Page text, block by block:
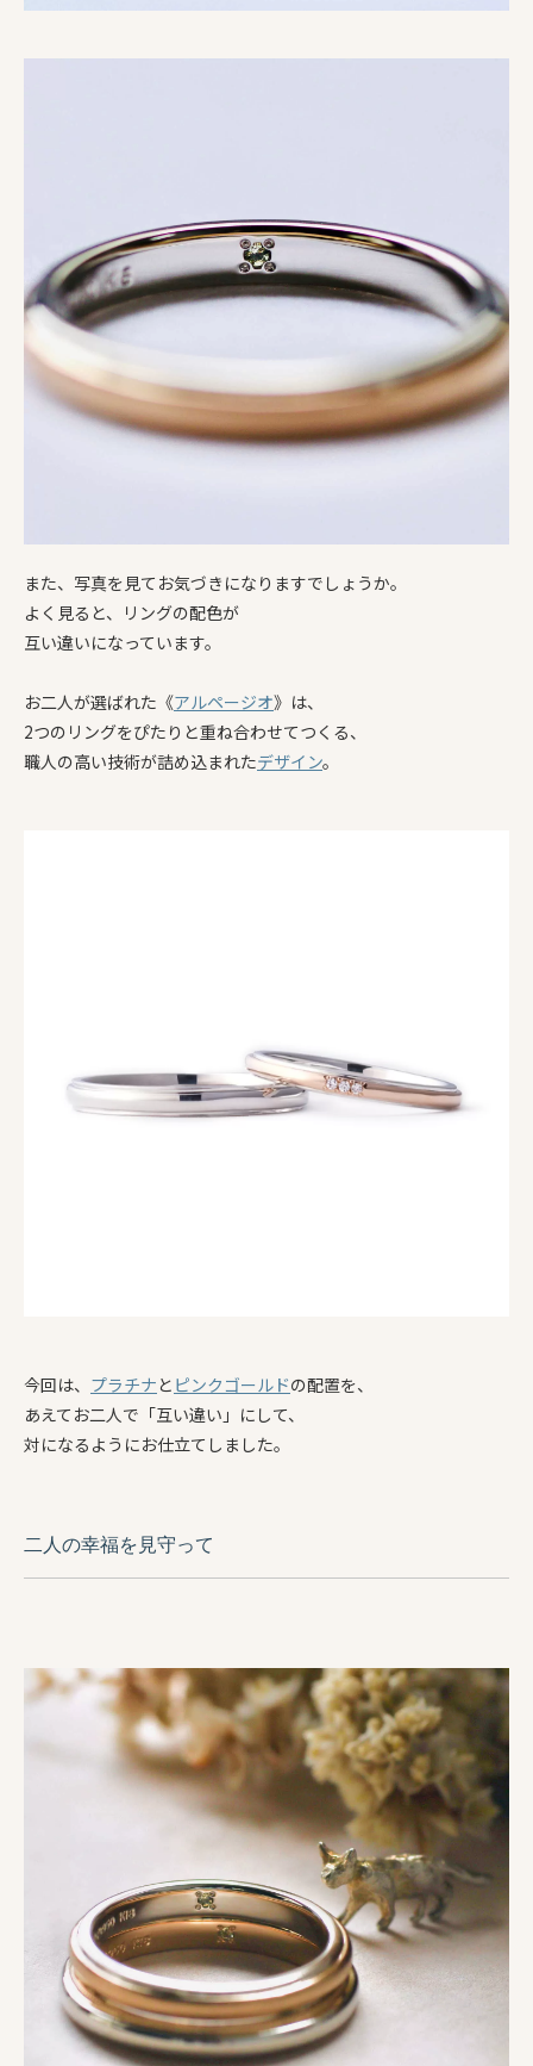
また、写真を見てお気づきになりますでしょうか。
よく見ると、リングの配色が
互い違いになっています。
お二人が選ばれた《アルページオ》は、
2つのリングをぴたりと重ね合わせてつくる、
職人の高い技術が詰め込まれたデザイン。
今回は、 プラチナと ピンクゴールドの配置を、
あえてお二人で「互い違い」にして、
対になるようにお仕立てしました。
二人の幸福を見守って